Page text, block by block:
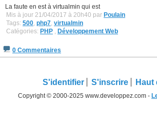
La faute en est à virtualmin qui est
Mis à jour 21/04/2017 à 20h40 par Poulain
Tags: 500, php7, virtualmin
Catégories: PHP , Développement Web
0 Commentaires
S'identifier S'inscrire Haut
Copyright © 2000-2025 www.developpez.com -